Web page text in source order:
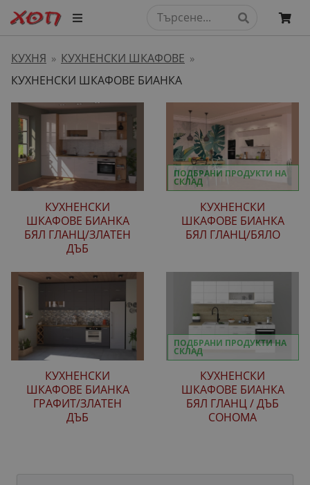
КУХНЯ » КУХНЕНСКИ ШКАФОВЕ »
КУХНЕНСКИ ШКАФОВЕ БИАНКА
КУХНЕНСКИ
ШКАФОВЕ БИАНКА
БЯЛ ГЛАНЦ/ЗЛАТЕН
ДЪБ
ПОДБРАНИ ПРОДУКТИ НА
СКЛАД
КУХНЕНСКИ
ШКАФОВЕ БИАНКА
БЯЛ ГЛАНЦ/БЯЛО
КУХНЕНСКИ
ШКАФОВЕ БИАНКА
ГРАФИТ/ЗЛАТЕН
ДЪБ
ПОДБРАНИ ПРОДУКТИ НА
СКЛАД
КУХНЕНСКИ
ШКАФОВЕ БИАНКА
БЯЛ ГЛАНЦ / ДЪБ
СОНОМА